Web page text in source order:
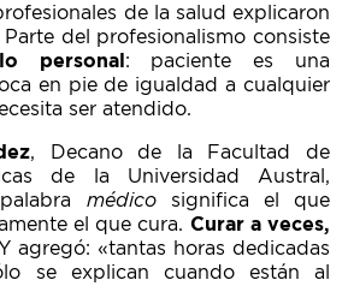
de la salud explicaron
del profesionalismo consiste
personal : paciente es una
en pie de igualdad a cualquier
ser atendido.
, Decano de la Facultad de
de la Universidad Austral,
médicosignifica el que
el que cura. Curar a veces,
agregó: «tantas horas dedicadas
se explican cuando están al